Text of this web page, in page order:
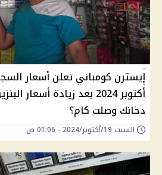
أكتوبر 2024 بعد زيادة
دخانك وصلت كام؟
السبت 19/أكتوبر/2024 - 01:06 ص